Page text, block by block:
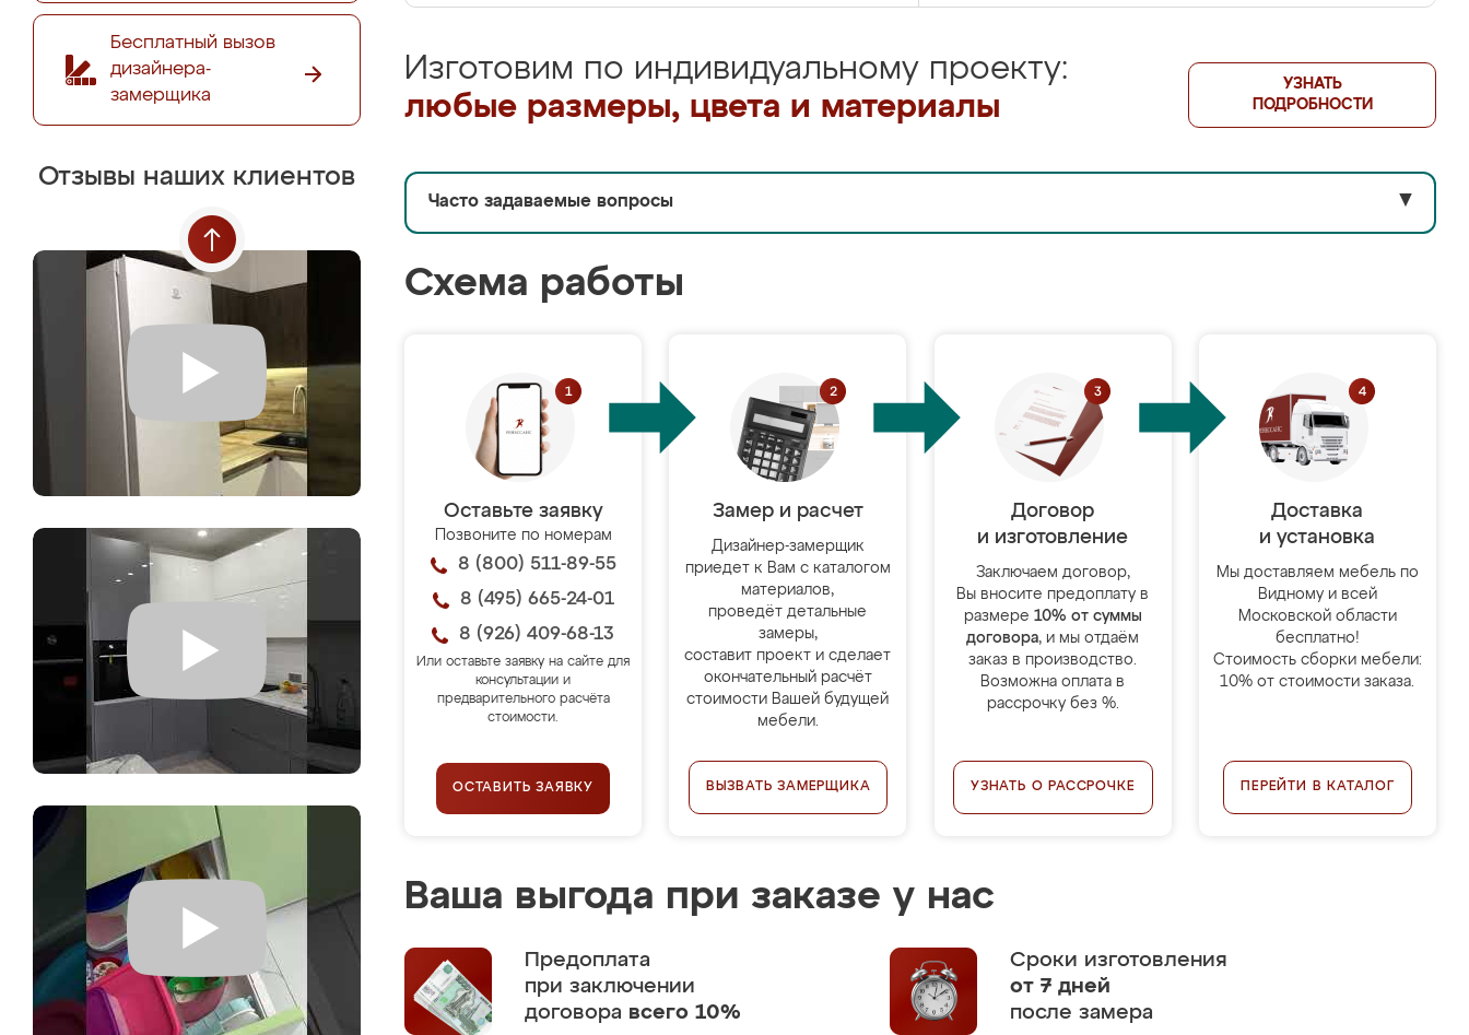
Бесплатный вызов
дизайнера-
замерщика
Отзывы наших клиентов
Изготовим по индивидуальному проекту:
любые размеры, цвета и материалы
УЗНАТЬ
ПОДРОБНОСТИ
Часто задаваемые вопросы ▼
Схема работы
Оставьте заявку
Позвоните по номерам
8 (800) 511-89-55
8 (495) 665-24-01
8 (926) 409-68-13
Или оставьте заявку на сайте для
консультации и
предварительного расчёта
стоимости.
ОСТАВИТЬ ЗАЯВКУ
Замер и расчет
Дизайнер-замерщик
приедет к Вам с каталогом
материалов,
проведёт детальные
замеры,
составит проект и сделает
окончательный расчёт
стоимости Вашей будущей
мебели.
ВЫЗВАТЬ ЗАМЕРЩИКА
Договор
и изготовление
Заключаем договор,
Вы вносите предоплату в
размере 10% от суммы
договора, и мы отдаём
заказ в производство.
Возможна оплата в
рассрочку без %.
УЗНАТЬ О РАССРОЧКЕ
Доставка
и установка
Мы доставляем мебель по
Видному и всей
Московской области
бесплатно!
Стоимость сборки мебели:
10% от стоимости заказа.
ПЕРЕЙТИ В КАТАЛОГ
Ваша выгода при заказе у нас
Предоплата
при заключении
договора всего 10%
Сроки изготовления
от 7 дней
после замера